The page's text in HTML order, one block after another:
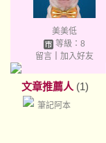
美美低
等級：8
留言｜ 加入好友
文章推薦人 (1)
筆記阿本